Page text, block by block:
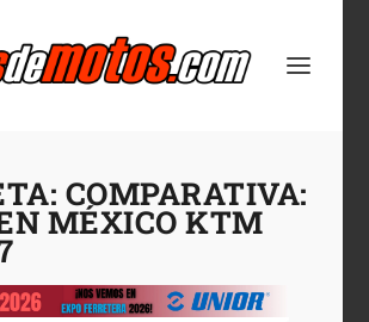
COMPARATIVA:
MÉXICO KTM